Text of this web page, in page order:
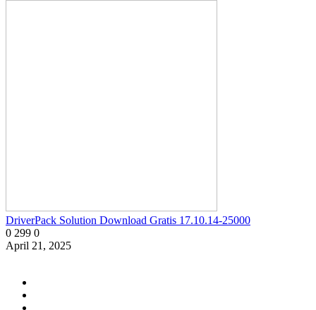
DriverPack Solution Download Gratis 17.10.14-25000
0 299 0
April 21, 2025